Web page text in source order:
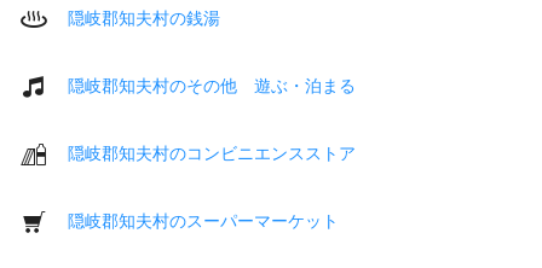
隠岐郡知夫村の銭湯
隠岐郡知夫村のその他 遊ぶ・泊まる
隠岐郡知夫村のコンビニエンスストア
隠岐郡知夫村のスーパーマーケット